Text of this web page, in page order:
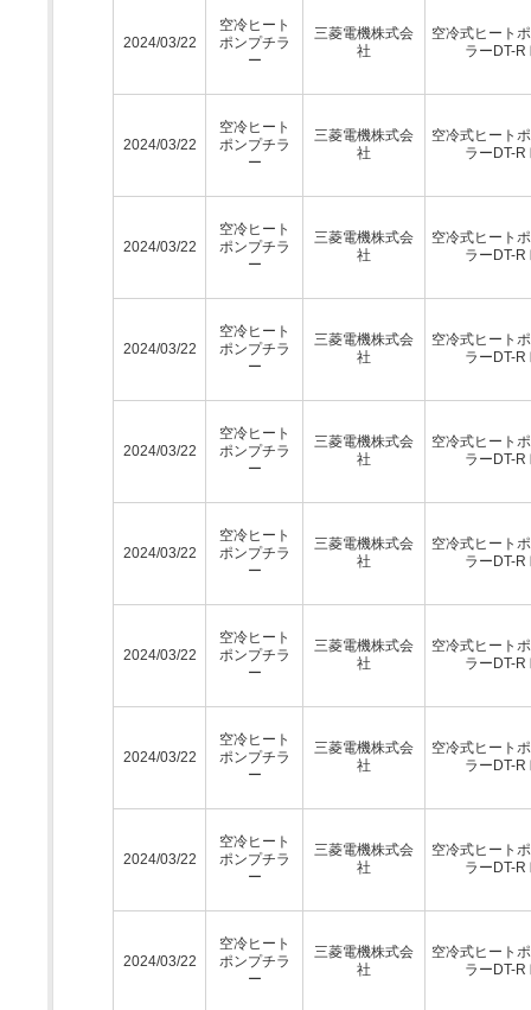
2024/03/22
空冷ヒート
ポンプチラ
ー
三菱電機株式会
社
空冷式ヒート
ラーDT-
2024/03/22
空冷ヒート
ポンプチラ
ー
三菱電機株式会
社
空冷式ヒート
ラーDT-
2024/03/22
空冷ヒート
ポンプチラ
ー
三菱電機株式会
社
空冷式ヒート
ラーDT-
2024/03/22
空冷ヒート
ポンプチラ
ー
三菱電機株式会
社
空冷式ヒート
ラーDT-
2024/03/22
空冷ヒート
ポンプチラ
ー
三菱電機株式会
社
空冷式ヒート
ラーDT-
2024/03/22
空冷ヒート
ポンプチラ
ー
三菱電機株式会
社
空冷式ヒート
ラーDT-
2024/03/22
空冷ヒート
ポンプチラ
ー
三菱電機株式会
社
空冷式ヒート
ラーDT-
2024/03/22
空冷ヒート
ポンプチラ
ー
三菱電機株式会
社
空冷式ヒート
ラーDT-
2024/03/22
空冷ヒート
ポンプチラ
ー
三菱電機株式会
社
空冷式ヒート
ラーDT-
2024/03/22
空冷ヒート
ポンプチラ
ー
三菱電機株式会
社
空冷式ヒート
ラーDT-